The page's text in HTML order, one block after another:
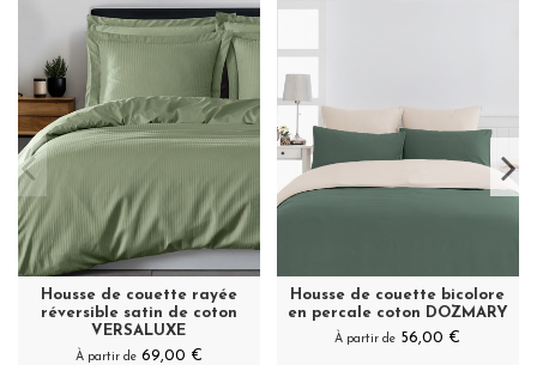
Housse de couette rayée
réversible satin de coton
VERSALUXE
À partir de69,00 €
Housse de couette bicolore
en percale coton DOZMARY
À partir de 56,00 €